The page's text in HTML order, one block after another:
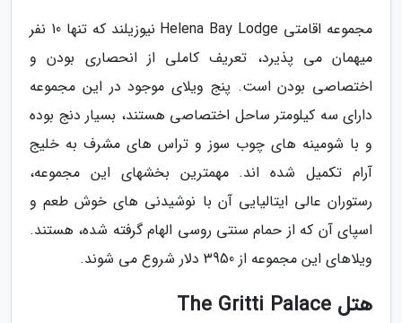
مجموعه اقامتی Helena Bay Lodge نیوزیلند که تنها 10 نفر
میهمان می پذیرد، تعریف کاملی از انحصاری بودن و
اختصاصی بودن است. پنج ویلای موجود در این مجموعه
دارای سه کیلومتر ساحل اختصاصی هستند، بسیار دنج بوده
و با شومینه های چوب سوز و تراس های مشرف به خلیج
آرام تکمیل شده اند. مهمترین بخشهای این مجموعه،
رستوران عالی ایتالیایی آن با نوشیدنی های خوش طعم و
اسپای آن که از حمام سنتی روسی الهام گرفته شده، هستند.
ویلاهای این مجموعه از 3950 دلار شروع می شوند.
هتل The Gritti Palace